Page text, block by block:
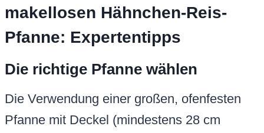
makellosen Hähnchen-Reis-
Pfanne: Expertentipps
Die richtige Pfanne wählen
Die Verwendung einer großen, ofenfesten
Pfanne mit Deckel (mindestens 28 cm